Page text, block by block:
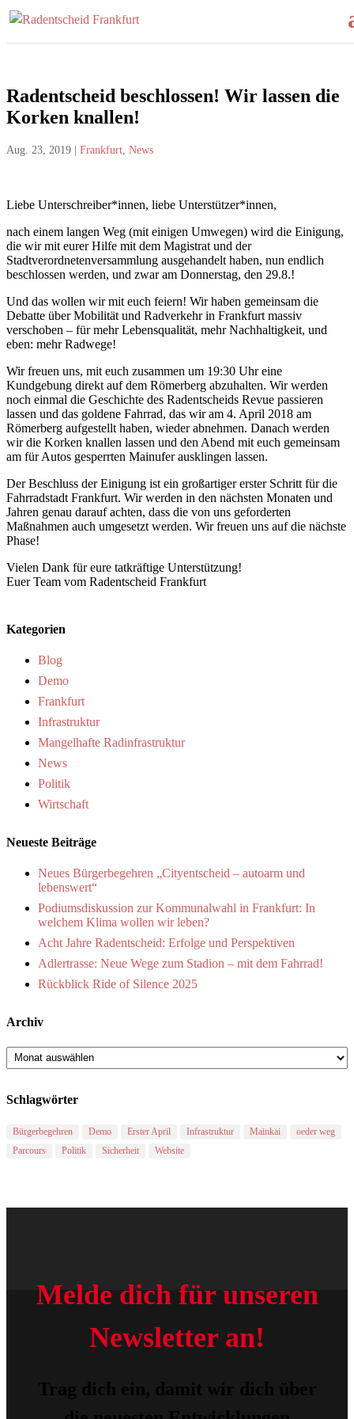
Radentscheid beschlossen! Wir lassen die
Korken knallen!
Aug. 23, 2019 Frankfurt News
Liebe Unterschreiber*innen, liebe Unterstützer*innen,
nach einem langen Weg (mit einigen Umwegen) wird die Einigung,
die wir mit eurer Hilfe mit dem Magistrat und der
Stadtverordnetenversammlung ausgehandelt haben, nun endlich
beschlossen werden, und zwar am Donnerstag, den 29.8.!
Und das wollen wir mit euch feiern! Wir haben gemeinsam die
Debatte über Mobilität und Radverkehr in Frankfurt massiv
verschoben – für mehr Lebensqualität, mehr Nachhaltigkeit, und
eben: mehr Radwege!
Wir freuen uns, mit euch zusammen um 19:30 Uhr eine
Kundgebung direkt auf dem Römerberg abzuhalten. Wir werden
noch einmal die Geschichte des Radentscheids Revue passieren
lassen und das goldene Fahrrad, das wir am 4. April 2018 am
Römerberg aufgestellt haben, wieder abnehmen. Danach werden
wir die Korken knallen lassen und den Abend mit euch gemeinsam
am für Autos gesperrten Mainufer ausklingen lassen.
Der Beschluss der Einigung ist ein großartiger erster Schritt für die
Fahrradstadt Frankfurt. Wir werden in den nächsten Monaten und
Jahren genau darauf achten, dass die von uns geforderten
Maßnahmen auch umgesetzt werden. Wir freuen uns auf die nächste
Phase!
Vielen Dank für eure tatkräftige Unterstützung!
Euer Team vom Radentscheid Frankfurt
Kategorien
Blog
Demo
Frankfurt
Infrastruktur
Mangelhafte Radinfrastruktur
News
Politik
Wirtschaft
Neueste Beiträge
Neues Bürgerbegehren „Cityentscheid – autoarm und
lebenswert“
Podiumsdiskussion zur Kommunalwahl in Frankfurt: In
welchem Klima wollen wir leben?
Acht Jahre Radentscheid: Erfolge und Perspektiven
Adlertrasse: Neue Wege zum Stadion – mit dem Fahrrad!
Rückblick Ride of Silence 2025
Archiv
Archiv
Schlagwörter
Bürgerbegehren Demo Erster April Infrastruktur Mainkai
oeder weg
Parcours
Politik Sicherheit Website
Melde dich für unseren
Newsletter an!